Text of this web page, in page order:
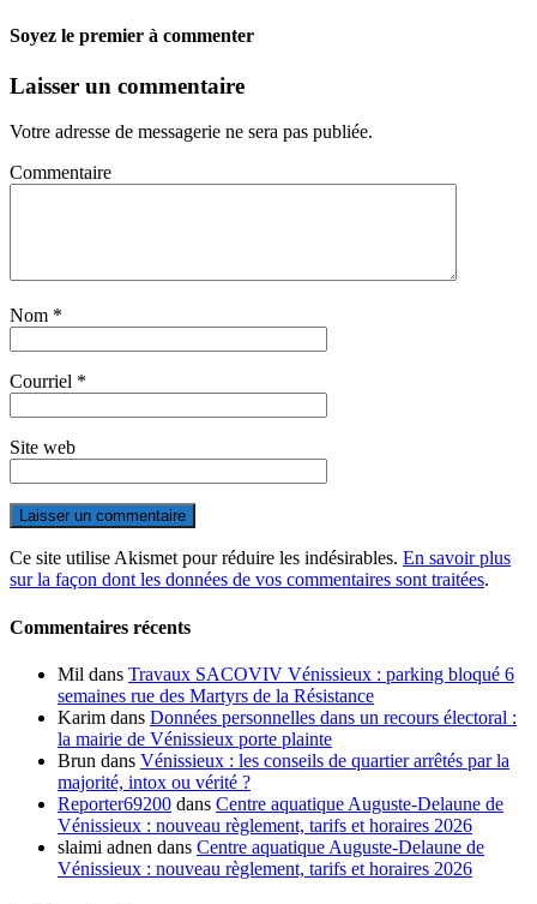
Soyez le premier à commenter
Laisser un commentaire
Votre adresse de messagerie ne sera pas publiée.
Commentaire
Nom *
Courriel *
Site web
Ce site utilise Akismet pour réduire les indésirables. En savoir plus
sur la façon dont les données de vos commentaires sont traitées.
Commentaires récents
Mil dans Travaux SACOVIV Vénissieux : parking bloqué 6
semaines rue des Martyrs de la Résistance
Karim dans Données personnelles dans un recours électoral :
la mairie de Vénissieux porte plainte
Brun dans Vénissieux : les conseils de quartier arrêtés par la
majorité, intox ou vérité ?
Reporter69200 dans Centre aquatique Auguste-Delaune de
Vénissieux : nouveau règlement, tarifs et horaires 2026
slaimi adnen dans Centre aquatique Auguste-Delaune de
Vénissieux : nouveau règlement, tarifs et horaires 2026